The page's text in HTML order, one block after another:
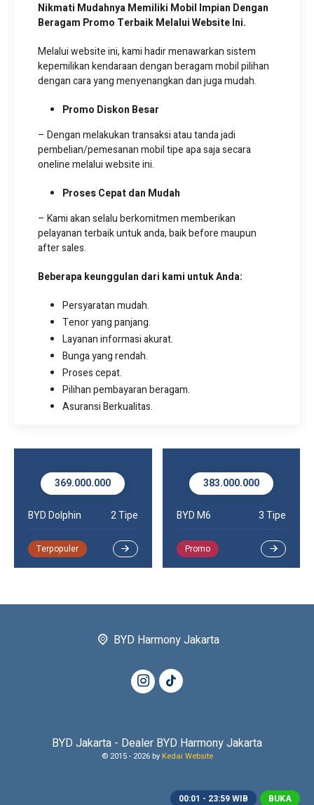
00:01 - 23:59 WIB BUKA
Nikmati Mudahnya Memiliki Mobil Impian Dengan
Beragam Promo Terbaik Melalui Website Ini.
Melalui website ini, kami hadir menawarkan sistem
kepemilikan kendaraan dengan beragam mobil pilihan
dengan cara yang menyenangkan dan juga mudah.
Promo Diskon Besar
– Dengan melakukan transaksi atau tanda jadi
pembelian/pemesanan mobil tipe apa saja secara
oneline melalui website ini.
Proses Cepat dan Mudah
– Kami akan selalu berkomitmen memberikan
pelayanan terbaik untuk anda, baik before maupun
after sales.
Beberapa keunggulan dari kami untuk Anda:
Persyaratan mudah.
Tenor yang panjang.
Layanan informasi akurat.
Bunga yang rendah.
Proses cepat.
Pilihan pembayaran beragam.
Asuransi Berkualitas.
383.000.000
BYD M6 3 Tipe
Promo
390.000.000
BYD Atto 3 3 Tipe
Promo
BYD Harmony Jakarta
BYD Jakarta - Dealer BYD Harmony Jakarta
© 2015 - 2026 by Kedai Website